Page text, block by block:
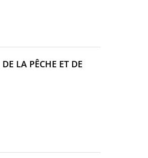
LA PÊCHE ET DE